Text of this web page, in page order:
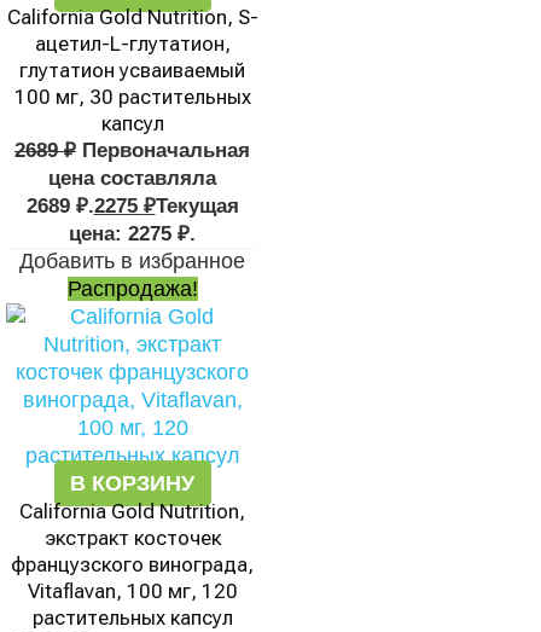
California Gold Nutrition, S-
ацетил-L-глутатион,
глутатион усваиваемый
100 мг, 30 растительных
капсул
2689₽ Первоначальная
цена составляла
2689 ₽.2275 ₽Текущая
цена: 2275 ₽.
Добавить в избранное
Распродажа!
В КОРЗИНУ
California Gold Nutrition,
экстракт косточек
французского винограда,
Vitaflavan, 100 мг, 120
растительных капсул